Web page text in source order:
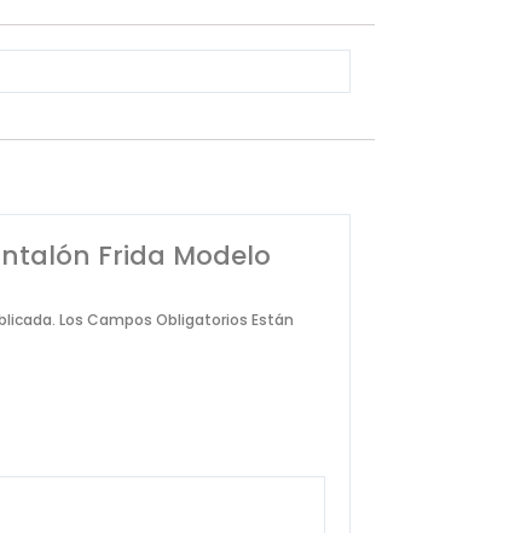
Frida Modelo
Los Campos Obligatorios Están